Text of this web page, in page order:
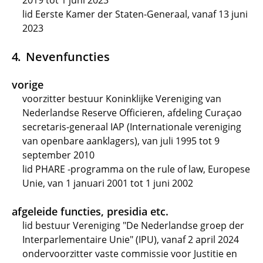
lid Eerste Kamer der Staten-Generaal, vanaf 13 juni
2023
Nevenfuncties
vorige
voorzitter bestuur Koninklijke Vereniging van
Nederlandse Reserve Officieren, afdeling Curaçao
secretaris-generaal IAP (Internationale vereniging
van openbare aanklagers), van juli 1995 tot 9
september 2010
lid PHARE -programma on the rule of law, Europese
Unie, van 1 januari 2001 tot 1 juni 2002
afgeleide functies, presidia etc.
lid bestuur Vereniging "De Nederlandse groep der
Interparlementaire Unie" (IPU), vanaf 2 april 2024
ondervoorzitter vaste commissie voor Justitie en